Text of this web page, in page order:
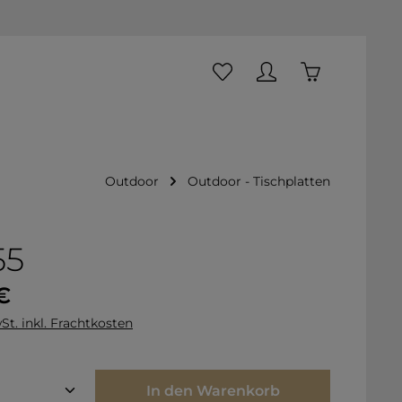
Du hast 0 Produkte auf
Outdoor Outdoor - Tischplatten
inkl. Frachtkosten
Gib den gewünschten Wert
In den Warenkorb